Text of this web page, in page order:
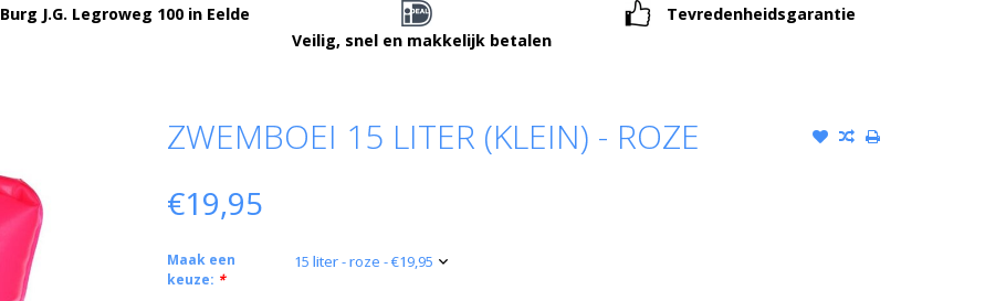
Burg J.G. Legroweg 100 in Eelde
Veilig, snel en makkelijk betalen
Tevredenheidsgarantie
ZWEMBOEI 15 LITER (KLEIN) - ROZE
€19,95
Maak een
keuze: *